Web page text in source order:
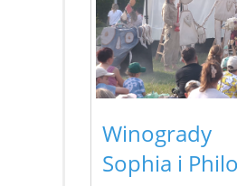
Sophia i Philo